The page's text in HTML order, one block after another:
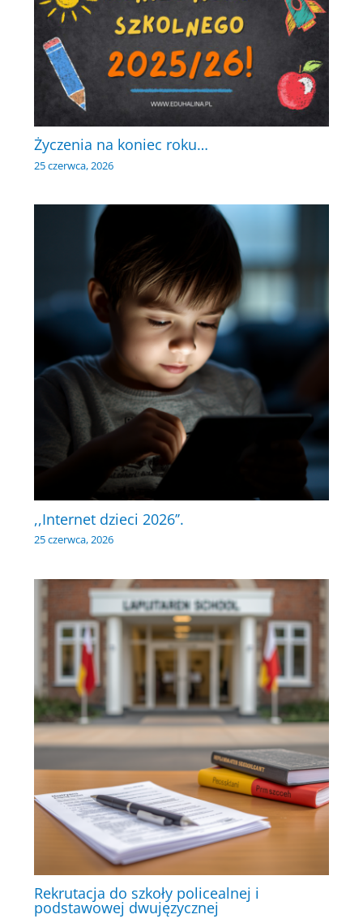
Życzenia na koniec roku…
25 czerwca, 2026
,,Internet dzieci 2026’’.
25 czerwca, 2026
Rekrutacja do szkoły policealnej i
podstawowej dwujęzycznej